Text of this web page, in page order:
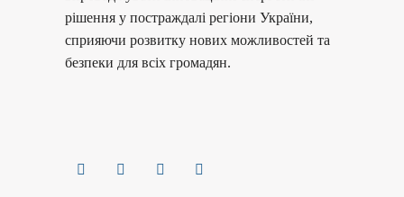
рішення у постраждалі регіони України,
сприяючи розвитку нових можливостей та
безпеки для всіх громадян.